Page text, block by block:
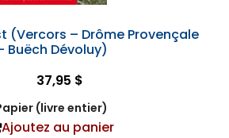
(Vercors – Drôme Provençale
Buëch Dévoluy)
37,95 $
(livre entier)
Ajoutez au panier